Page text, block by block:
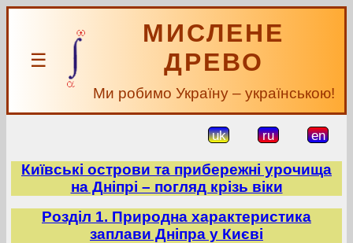
☰
МИСЛЕНЕ
ДРЕВО
Ми робимо Україну – українською!
uk ru en
Київські острови та прибережні урочища
на Дніпрі – погляд крізь віки
Розділ 1. Природна характеристика
заплави Дніпра у Києві